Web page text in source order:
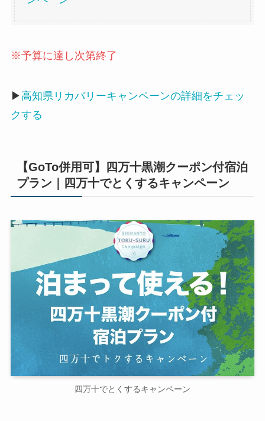
※予算に達し次第終了
▶高知県リカバリーキャンペーンの詳細をチェッ
クする
【GoTo併用可】四万十黒潮クーポン付宿泊
プラン｜四万十でとくするキャンペーン
四万十でとくするキャンペーン